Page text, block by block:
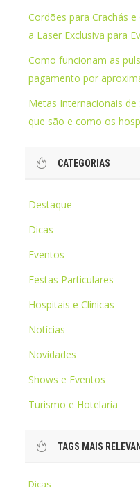
Cordões para Crachás
a Laser Exclusiva para
Como funcionam as
pagamento por
Metas Internacionais de
que são e como os
CATEGORIAS
Destaque
Dicas
Eventos
Festas Particulares
Hospitais e Clínicas
Notícias
Novidades
Shows e Eventos
Turismo e Hotelaria
TAGS MAIS
Dicas